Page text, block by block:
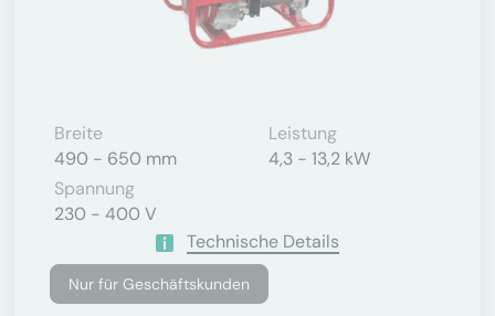
Breite
490 - 650 mm
Leistung
4,3 - 13,2 kW
Spannung
230 - 400 V
Technische Details
Nur für Geschäftskunden